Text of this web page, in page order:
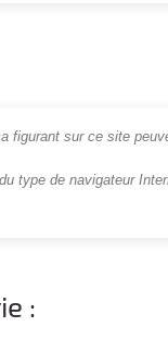
figurant sur ce site
type de navigateur
: